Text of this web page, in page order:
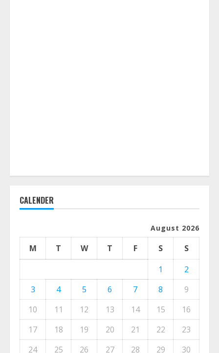
CALENDER
August 2026
M T W T F S
S
1
2
3
4 5 6 7 8
9
10
11 12 13 14 15
16
17
18 19 20 21 22
23
24
25 26 27 28 29 30